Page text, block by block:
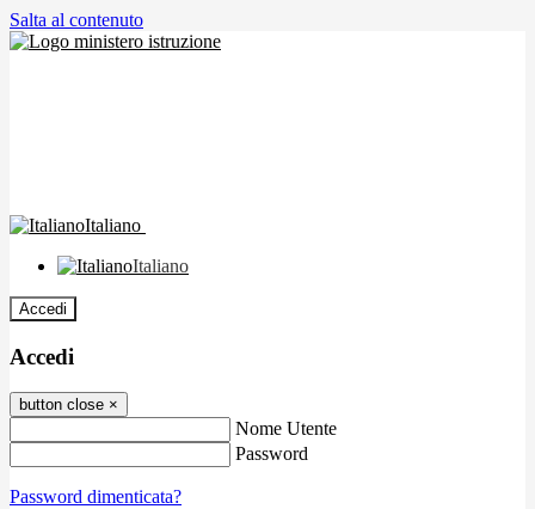
Salta al contenuto
Italiano
Italiano
Accedi
Accedi
button close ×
Nome Utente
Password
Password dimenticata?